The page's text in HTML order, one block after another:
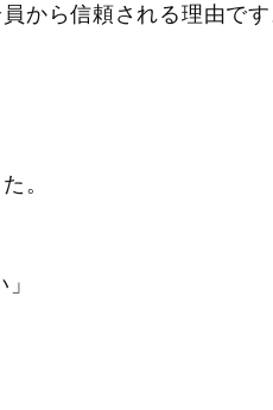
から信頼される理由です
。